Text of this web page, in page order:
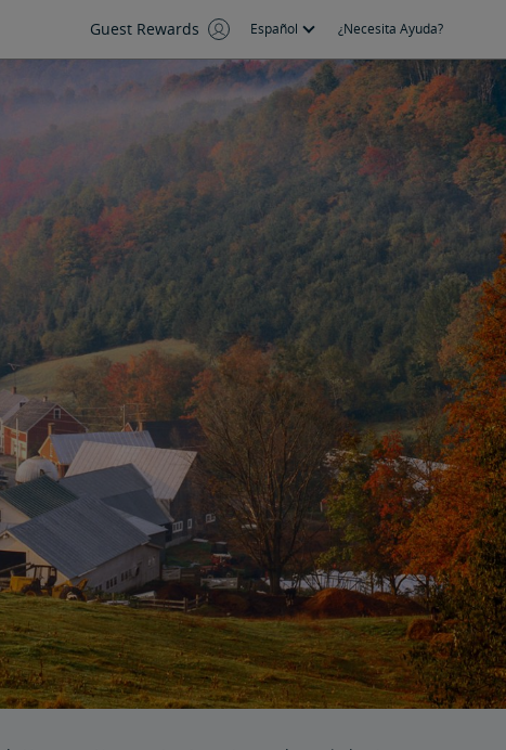
Guest Rewards Español ¿Necesita Ayuda?